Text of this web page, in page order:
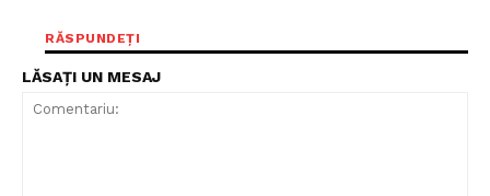
RĂSPUNDEȚI
LĂSAȚI UN MESAJ